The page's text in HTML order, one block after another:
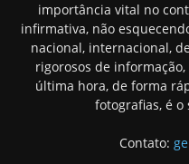
importância vital no
infirmativa, não
nacional, internacional,
rigorosos de
última hora, de forma
fotografias, é
Contato: